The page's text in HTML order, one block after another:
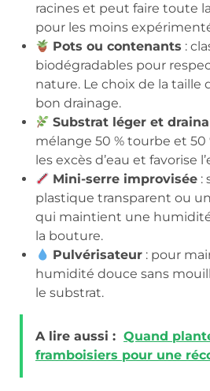
racines et peut faire toute
pour les moins
Pots ou contenants :
biodégradables pour
nature. Le choix de la
bon drainage.
Substrat léger et
mélange 50 % tourbe et 50
les excès d’eau et favorise
Mini-serre improvisée :
plastique transparent ou
qui maintient une
la bouture.
Pulvérisateur : pour
humidité douce sans
le substrat.
A lire aussi : Quand
framboisiers pour une